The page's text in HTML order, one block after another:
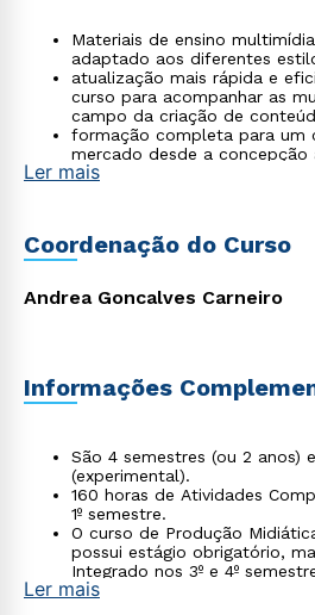
Materiais de ensino
adaptado aos diferentes
atualização mais rápida e
curso para acompanhar as
campo da criação de
formação completa para um
mercado desde a concepção
passando pela pré-
Ler mais
Coordenação do Curso
Andrea Goncalves Carneiro
Informações
São 4 semestres (ou 2 anos)
(experimental).
160 horas de Atividades
1º semestre.
O curso de Produção
possui estágio obrigatório,
Integrado nos 3º e 4º
As atividades práticas são
Ler mais